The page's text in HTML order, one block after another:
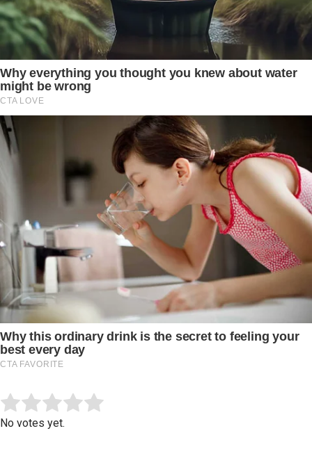
Rate this item:
No votes yet.